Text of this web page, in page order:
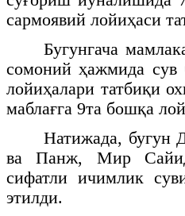
сармоявий лойиҳаси
Бугунгача
сомоний ҳажмида сув
лойиҳалари татбиқи
маблағга 9та бошқа
Натижада, бугун
ва Панж, Мир
сифатли ичимлик
этилди.